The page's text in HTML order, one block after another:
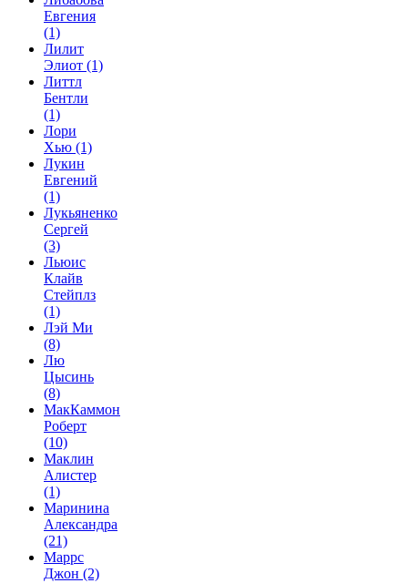
Евгения
(1)
Лилит
Элиот (1)
Литтл
Бентли
(1)
Лори
Хью (1)
Лукин
Евгений
(1)
Лукьяненко
Сергей
(3)
Льюис
Клайв
Стейплз
(1)
Лэй Ми
(8)
Лю
Цысинь
(8)
МакКаммон
Роберт
(10)
Маклин
Алистер
(1)
Маринина
Александра
(21)
Маррс
Джон (2)